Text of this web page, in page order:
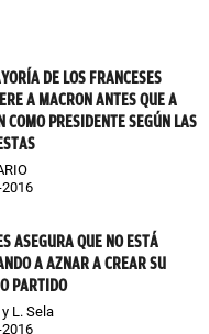
DE LOS FRANCESES
A MACRON ANTES QUE A
COMO PRESIDENTE SEGÚN LAS
ASEGURA QUE NO ESTÁ
A AZNAR A CREAR SU
PARTIDO
L. Sela